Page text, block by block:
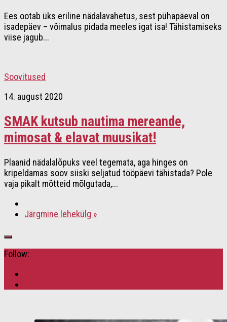
Ees ootab üks eriline nädalavahetus, sest pühapäeval on
isadepäev – võimalus pidada meeles igat isa! Tähistamiseks
viise jagub...
Soovitused
14. august 2020
SMAK kutsub nautima mereande,
mimosat & elavat muusikat!
Plaanid nädalalõpuks veel tegemata, aga hinges on
kripeldamas soov siiski seljatud tööpäevi tähistada? Pole
vaja pikalt mõtteid mõlgutada,...
Järgmine lehekülg »
Follow: